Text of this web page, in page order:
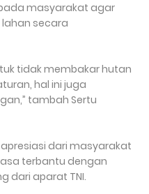
masyarakat agar
secara
tidak membakar hutan
hal ini juga
tambah Sertu
dari masyarakat
terbantu dengan
dari aparat TNI.